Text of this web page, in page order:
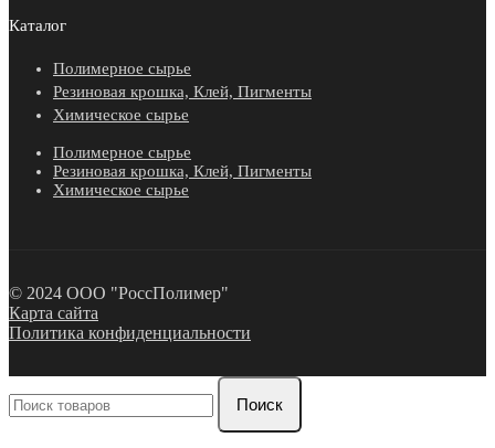
Каталог
Полимерное сырье
Резиновая крошка, Клей, Пигменты
Химическое сырье
Полимерное сырье
Резиновая крошка, Клей, Пигменты
Химическое сырье
© 2024 ООО "РоссПолимер"
Карта сайта
Политика конфиденциальности
Поиск